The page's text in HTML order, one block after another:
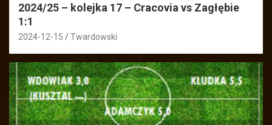
2024/25 – kolejka 17 – Cracovia vs Zagłębie
1:1
2024-12-15 Twardowski